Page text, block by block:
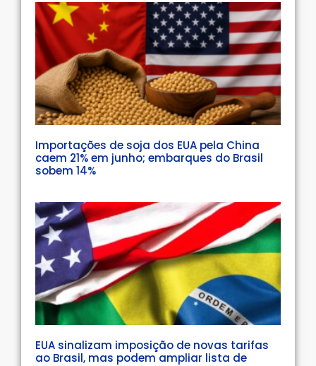
Importações de soja dos EUA pela China
caem 21% em junho; embarques do Brasil
sobem 14%
EUA sinalizam imposição de novas tarifas
ao Brasil, mas podem ampliar lista de